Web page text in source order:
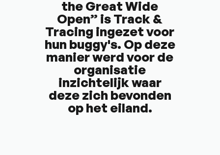
the Great Wide
Open” is Track &
Tracing ingezet voor
hun buggy's. Op deze
manier werd voor de
organisatie
inzichtelijk waar
deze zich bevonden
op het eiland.